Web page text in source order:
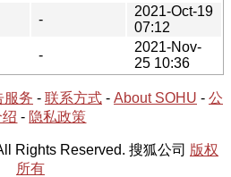
-
2021-Oct-19
07:12
-
2021-Nov-
25 10:36
服务 - 联系方式 - About SOHU - 公
- 隐私政策
Rights Reserved. 搜狐公司 版权
所有